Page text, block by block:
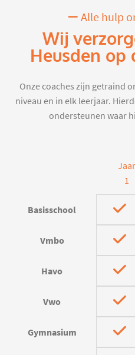
Alle hulp
Wij
Heusden op
Onze coaches zijn getraind
niveau en in elk leerjaar.
ondersteunen waar
Jaar
1
Basisschool
Vmbo
Havo
Vwo
Gymnasium